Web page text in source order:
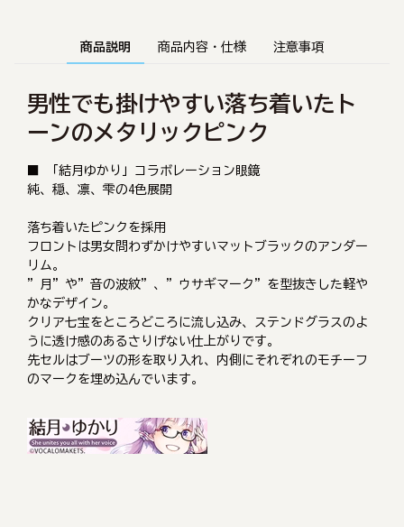
商品説明 商品内容・仕様 注意事項
男性でも掛けやすい落ち着いたト
ーンのメタリックピンク
■ 「結月ゆかり」コラボレーション眼鏡
純、穏、凛、雫の4色展開
落ち着いたピンクを採用
フロントは男女問わずかけやすいマットブラックのアンダー
リム。
”月”や”音の波紋”、”ウサギマーク”を型抜きした軽や
かなデザイン。
クリア七宝をところどころに流し込み、ステンドグラスのよ
うに透け感のあるさりげない仕上がりです。
先セルはブーツの形を取り入れ、内側にそれぞれのモチーフ
のマークを埋め込んでいます。